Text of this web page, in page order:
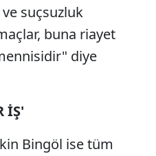
suçsuzluk
buna riayet
diye
İŞ'
Bingöl ise tüm